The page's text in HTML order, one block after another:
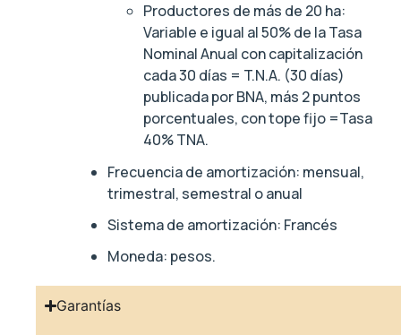
Productores de más de 20 ha:
Variable e igual al 50% de la Tasa
Nominal Anual con capitalización
cada 30 días = T.N.A. (30 días)
publicada por BNA, más 2 puntos
porcentuales, con tope fijo =Tasa
40% TNA.
Frecuencia de amortización: mensual,
trimestral, semestral o anual
Sistema de amortización: Francés
Moneda: pesos.
Garantías